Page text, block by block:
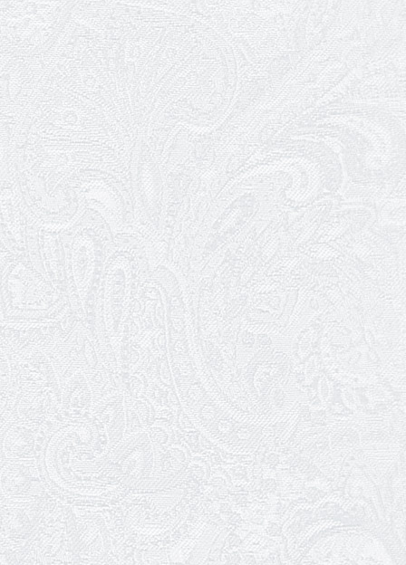
родина»!
02.04.2026
Запрошуємо на прем'єру вистави
«Божевільна родина»
01.04.2026
Трудовий ювілей Олени Корольової
27.03.2026
З Всесвітнім днем театру!
26.03.2026
Божевільна родина — 24 та 26 квітня
25.03.2026
Нам — 79!
17.03.2026
Зелене світло твого дозвілля
11.03.2026
Результати конкурсу
10.03.2026
Ювілей Тетяни Хамітової
03.03.2026
Ювілей Сергія Богаченка